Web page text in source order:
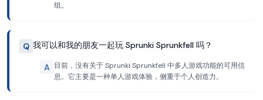
组。
Q 我可以和我的朋友一起玩 Sprunki Sprunkfell 吗？
A 目前，没有关于 Sprunki Sprunkfell 中多人游戏功能的可用信
息。它主要是一种单人游戏体验，侧重于个人创造力。